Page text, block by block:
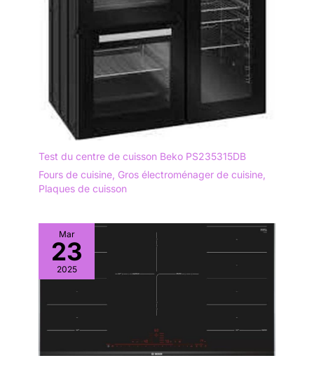
Test du centre de cuisson Beko PS235315DB
Fours de cuisine Gros électroménager de cuisine
Plaques de cuisson
Mar
23
2025